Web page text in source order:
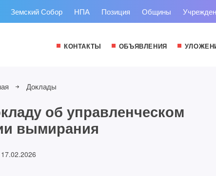
Земский Собор НПА Позиция Общины
КОНТАКТЫ ОБЪЯВЛЕНИЯ
Доклады
об управленческом
вымирания
17.02.2026